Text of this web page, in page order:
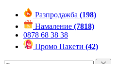
Разпродажба (198)
Намаление (7818)
0878 68 38 38
Промо Пакети (42)